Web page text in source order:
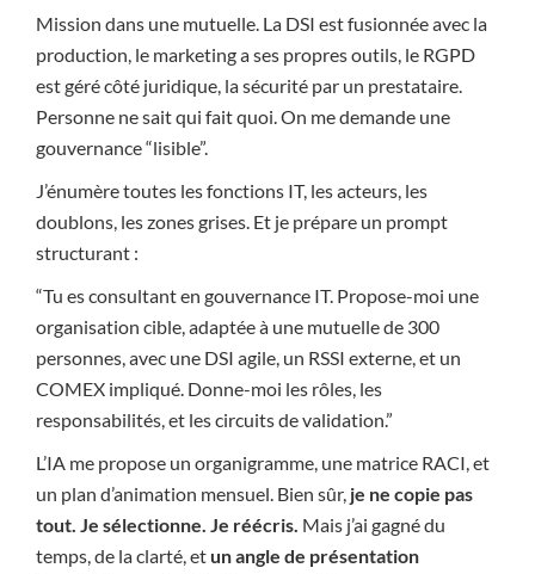
Mission dans une mutuelle. La DSI est fusionnée avec la
production, le marketing a ses propres outils, le RGPD
est géré côté juridique, la sécurité par un prestataire.
Personne ne sait qui fait quoi. On me demande une
gouvernance “lisible”.
J’énumère toutes les fonctions IT, les acteurs, les
doublons, les zones grises. Et je prépare un prompt
structurant :
“Tu es consultant en gouvernance IT. Propose-moi une
organisation cible, adaptée à une mutuelle de 300
personnes, avec une DSI agile, un RSSI externe, et un
COMEX impliqué. Donne-moi les rôles, les
responsabilités, et les circuits de validation.”
L’IA me propose un organigramme, une matrice RACI, et
un plan d’animation mensuel. Bien sûr, je ne copie pas
tout. Je sélectionne. Je réécris. Mais j’ai gagné du
temps, de la clarté, et un angle de présentation